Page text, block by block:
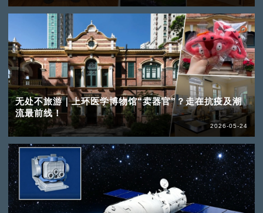
无处不旅游｜上环医学博物馆“卖器官”？走在抗疫及潮
流最前线！
2026-05-24